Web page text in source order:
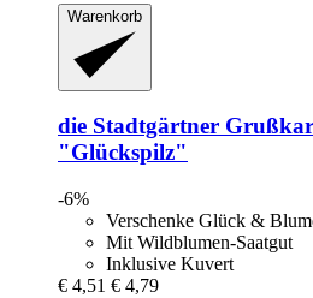
Warenkorb
die Stadtgärtner
"Glückspilz"
-6%
Verschenke Glück &
Mit Wildblumen-Saatgut
Inklusive Kuvert
€ 4,51 € 4,79